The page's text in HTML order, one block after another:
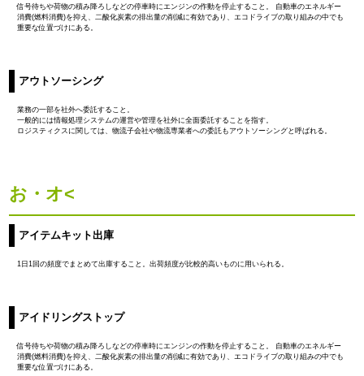
信号待ちや荷物の積み降ろしなどの停車時にエンジンの作動を停止すること。 自動車のエネルギー
消費(燃料消費)を抑え、二酸化炭素の排出量の削減に有効であり、エコドライブの取り組みの中でも
重要な位置づけにある。
アウトソーシング
業務の一部を社外へ委託すること。
一般的には情報処理システムの運営や管理を社外に全面委託することを指す。
ロジスティクスに関しては、物流子会社や物流専業者への委託もアウトソーシングと呼ばれる。
お・オ<
アイテムキット出庫
1日1回の頻度でまとめて出庫すること。出荷頻度が比較的高いものに用いられる。
アイドリングストップ
信号待ちや荷物の積み降ろしなどの停車時にエンジンの作動を停止すること。 自動車のエネルギー
消費(燃料消費)を抑え、二酸化炭素の排出量の削減に有効であり、エコドライブの取り組みの中でも
重要な位置づけにある。